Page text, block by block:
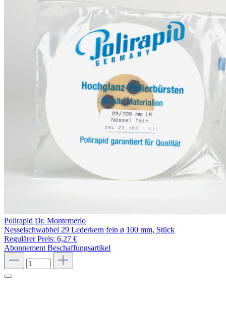
Polirapid Dr. Montemerlo
Nesselschwabbel 29 Lederkern fein ø 100 mm, Stück
Regulärer Preis: 6,27 €
Abonnement Beschaffungsartikel